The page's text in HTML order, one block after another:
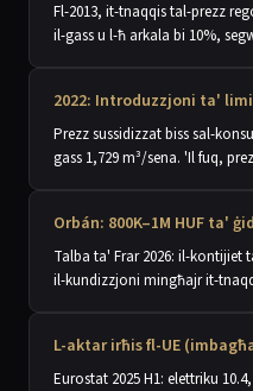
Fl-2013, it-tnaqqis tal-prezz
il-gass u l-ħ arkala bi 10%,
2022: Introduzzjoni ta'
Prezz sussidizzat biss sal-
gass 1,729 m³/sena. 'Il fuq,
Orbán: 800K–1M HUF ta'
Talba ta' Frar 2026: il-
il-kundizzjoni mingħajr it-
L-aktar irħis fl-UE
Eurostat 2025 H1: elettriku